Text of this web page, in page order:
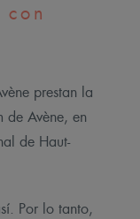
prestan la
de Avène, en
de Haut-
Por lo tanto,